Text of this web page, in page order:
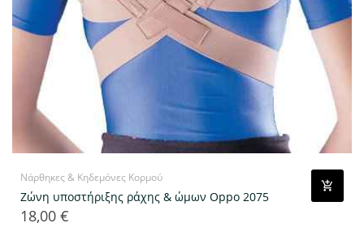
Νάρθηκες & Κηδεμόνες Κορμού
Ζώνη υποστήριξης ράχης & ώμων Oppo 2075
Τιμή
18,00 €